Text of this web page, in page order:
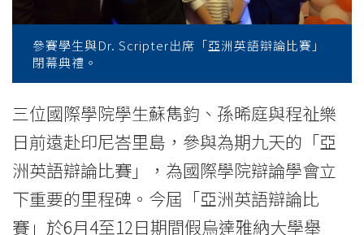
英
辯
論
比
賽」
參賽學生與Dr. Scripter出席「亞洲英語辯論比賽」
閉幕典禮。
三位國際學院學生蘇雋鈞、孫晞庭與程祉樂
日前遠赴印尼峇里島，參與為期九天的「亞
洲英語辯論比賽」，為國際學院辯論學會立
下重要的里程碑。今屆「亞洲英語辯論比
賽」於6月4至12日期間假烏達雅納大學舉